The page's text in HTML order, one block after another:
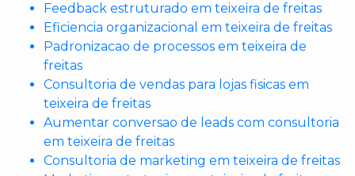
Feedback estruturado em teixeira de freitas
Eficiencia organizacional em teixeira de freitas
Padronizacao de processos em teixeira de
freitas
Consultoria de vendas para lojas fisicas em
teixeira de freitas
Aumentar conversao de leads com consultoria
em teixeira de freitas
Consultoria de marketing em teixeira de freitas